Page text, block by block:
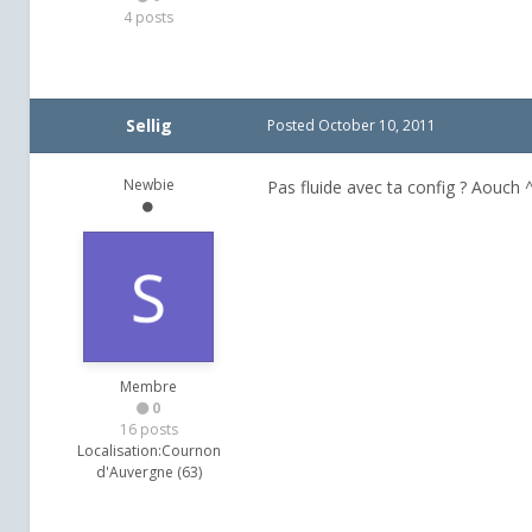
4 posts
Sellig
Newbie
Membre
0
16 posts
Localisation:Cournon
d'Auvergne (63)
Posted October 10, 2011
Pas fluide avec ta config ? Aouch